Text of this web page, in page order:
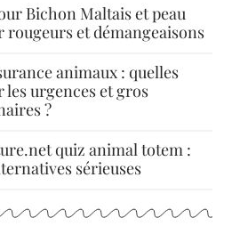
Bichon Maltais et peau
et démangeaisons
animaux : quelles
urgences et gros
?
quiz animal totem :
sérieuses